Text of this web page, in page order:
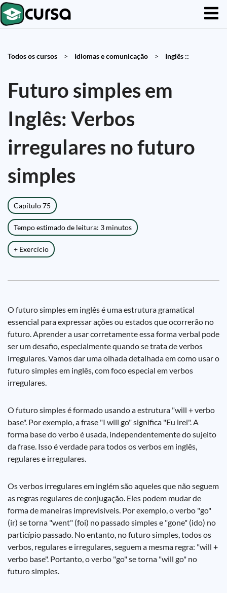
Todos os cursos > Idiomas e comunicação > Inglês ::
Futuro simples em
Inglês: Verbos
irregulares no futuro
simples
Capítulo 75
Tempo estimado de leitura: 3 minutos
+ Exercício
O futuro simples em inglês é uma estrutura gramatical
essencial para expressar ações ou estados que ocorrerão no
futuro. Aprender a usar corretamente essa forma verbal pode
ser um desafio, especialmente quando se trata de verbos
irregulares. Vamos dar uma olhada detalhada em como usar o
futuro simples em inglês, com foco especial em verbos
irregulares.
O futuro simples é formado usando a estrutura "will + verbo
base". Por exemplo, a frase "I will go" significa "Eu irei". A
forma base do verbo é usada, independentemente do sujeito
da frase. Isso é verdade para todos os verbos em inglês,
regulares e irregulares.
Os verbos irregulares em inglém são aqueles que não seguem
as regras regulares de conjugação. Eles podem mudar de
forma de maneiras imprevisíveis. Por exemplo, o verbo "go"
(ir) se torna "went" (foi) no passado simples e "gone" (ido) no
particípio passado. No entanto, no futuro simples, todos os
verbos, regulares e irregulares, seguem a mesma regra: "will +
verbo base". Portanto, o verbo "go" se torna "will go" no
futuro simples.